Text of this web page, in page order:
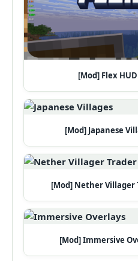
[Mod] Flex
[Mod] Japanese
[Mod] Nether Villager
[Mod] Immersive